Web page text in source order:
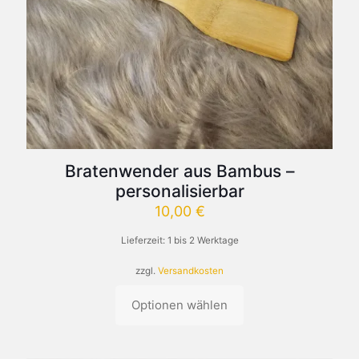
Bratenwender aus Bambus –
personalisierbar
10,00 €
Lieferzeit: 1 bis 2 Werktage
zzgl. Versandkosten
Optionen wählen
Dieses